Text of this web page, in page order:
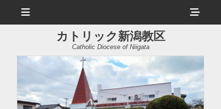
ュ
ヘ
ッ
ー
イ
ド
カトリック新潟教区
Catholic Diocese of Niigata